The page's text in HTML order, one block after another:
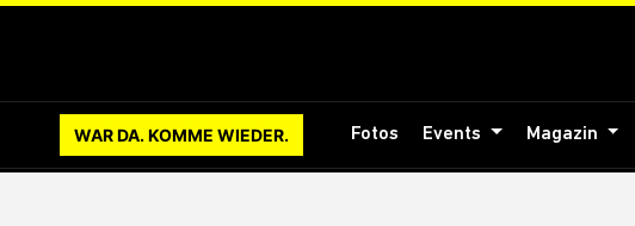
WAR DA. KOMME WIEDER. Fotos Events Magazin